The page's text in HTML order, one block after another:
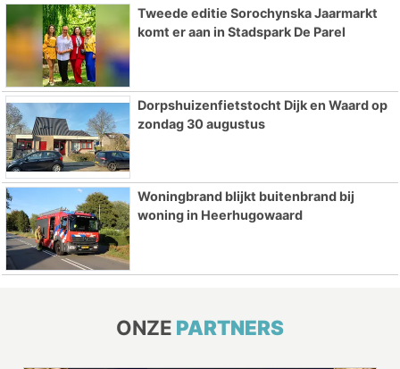
Tweede editie Sorochynska Jaarmarkt
komt er aan in Stadspark De Parel
Dorpshuizenfietstocht Dijk en Waard op
zondag 30 augustus
Woningbrand blijkt buitenbrand bij
woning in Heerhugowaard
ONZE PARTNERS